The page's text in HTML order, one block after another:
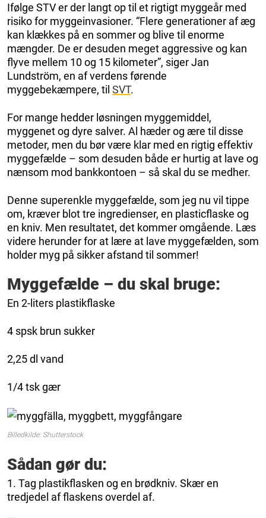
Ifølge STV er der langt op til et rigtigt myggeår med
risiko for myggeinvasioner. “Flere generationer af æg
kan klækkes på en sommer og blive til enorme
mængder. De er desuden meget aggressive og kan
flyve mellem 10 og 15 kilometer”, siger Jan
Lundström, en af verdens førende
myggebekæmpere, til SVT.
For mange hedder løsningen myggemiddel,
myggenet og dyre salver. Al hæder og ære til disse
metoder, men du bør være klar med en rigtig effektiv
myggefælde – som desuden både er hurtig at lave og
nænsom mod bankkontoen – så skal du se medher.
Denne superenkle myggefælde, som jeg nu vil tippe
om, kræver blot tre ingredienser, en plasticflaske og
en kniv. Men resultatet, det kommer omgående. Læs
videre herunder for at lære at lave myggefælden, som
holder myg på sikker afstand til sommer!
Myggefælde – du skal bruge:
En 2-liters plastikflaske
4 spsk brun sukker
2,25 dl vand
1/4 tsk gær
Billedkilde: Shutterstock
Sådan gør du:
1. Tag plastikflasken og en brødkniv. Skær en
tredjedel af flaskens overdel af.